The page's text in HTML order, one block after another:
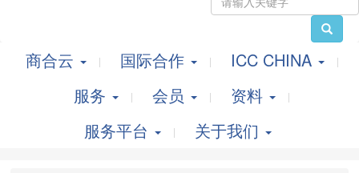
商合云 国际合作
ICC CHINA
服务
会员
资料
服务平台
关于我们